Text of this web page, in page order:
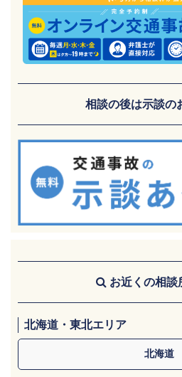
相談の後は示談の
お近くの相談
北海道・東北エリア
北海道